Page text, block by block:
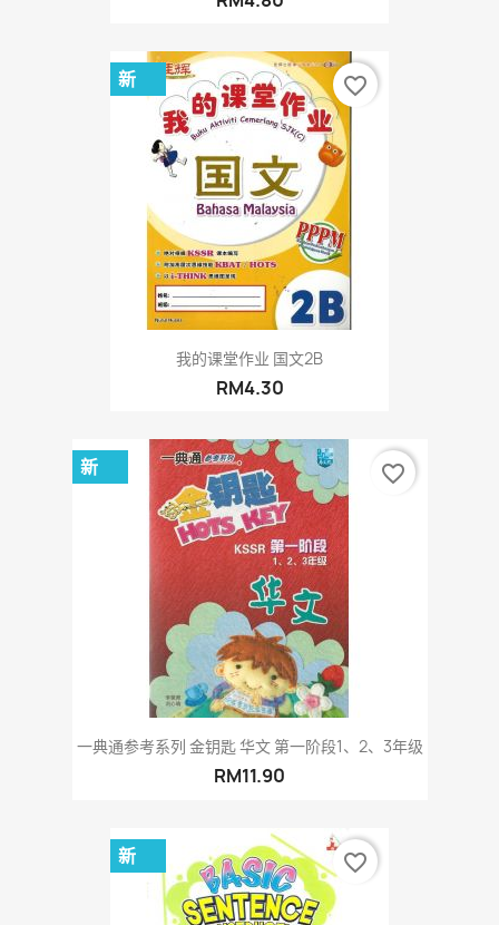
我的课堂作业 国文2B
RM4.30
新 favorite_border
一典通参考系列 金钥匙 华文 第一阶段1、2、3年级
RM11.90
新 favorite_border
新 favorite_border